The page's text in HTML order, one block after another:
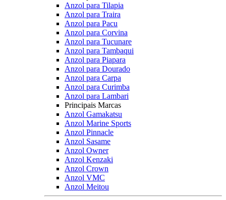
Anzol para Tilapia
Anzol para Traira
Anzol para Pacu
Anzol para Corvina
Anzol para Tucunare
Anzol para Tambaqui
Anzol para Piapara
Anzol para Dourado
Anzol para Carpa
Anzol para Curimba
Anzol para Lambari
Principais Marcas
Anzol Gamakatsu
Anzol Marine Sports
Anzol Pinnacle
Anzol Sasame
Anzol Owner
Anzol Kenzaki
Anzol Crown
Anzol VMC
Anzol Meitou